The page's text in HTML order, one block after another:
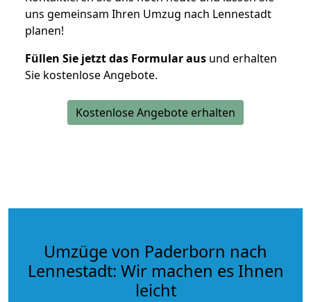
uns gemeinsam Ihren Umzug nach Lennestadt
planen!
Füllen Sie jetzt das Formular aus und erhalten
Sie kostenlose Angebote.
Kostenlose Angebote erhalten
Umzüge von Paderborn nach
Lennestadt: Wir machen es Ihnen
leicht